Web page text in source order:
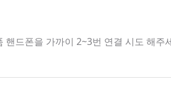
드폰을 가까이 2~3번 연결 시도 해주